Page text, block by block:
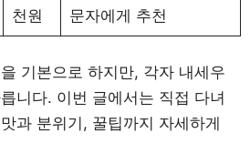
천원
문자에게 추천
기본으로 하지만, 각자 내세우
니다. 이번 글에서는 직접 다녀
과 분위기, 꿀팁까지 자세하게